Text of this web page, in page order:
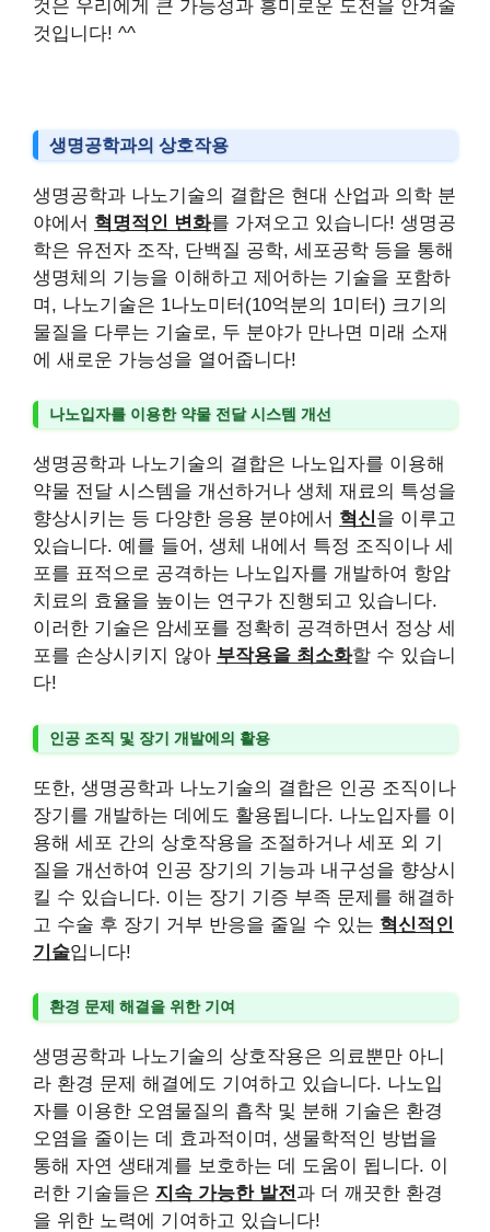
것은 우리에게 큰 가능성과 흥미로운 도전을 안겨줄
것입니다! ^^
생명공학과의 상호작용
생명공학과 나노기술의 결합은 현대 산업과 의학 분
야에서 혁명적인 변화를 가져오고 있습니다! 생명공
학은 유전자 조작, 단백질 공학, 세포공학 등을 통해
생명체의 기능을 이해하고 제어하는 기술을 포함하
며, 나노기술은 1나노미터(10억분의 1미터) 크기의
물질을 다루는 기술로, 두 분야가 만나면 미래 소재
에 새로운 가능성을 열어줍니다!
나노입자를 이용한 약물 전달 시스템 개선
생명공학과 나노기술의 결합은 나노입자를 이용해
약물 전달 시스템을 개선하거나 생체 재료의 특성을
향상시키는 등 다양한 응용 분야에서 혁신을 이루고
있습니다. 예를 들어, 생체 내에서 특정 조직이나 세
포를 표적으로 공격하는 나노입자를 개발하여 항암
치료의 효율을 높이는 연구가 진행되고 있습니다.
이러한 기술은 암세포를 정확히 공격하면서 정상 세
포를 손상시키지 않아 부작용을 최소화할 수 있습니
다!
인공 조직 및 장기 개발에의 활용
또한, 생명공학과 나노기술의 결합은 인공 조직이나
장기를 개발하는 데에도 활용됩니다. 나노입자를 이
용해 세포 간의 상호작용을 조절하거나 세포 외 기
질을 개선하여 인공 장기의 기능과 내구성을 향상시
킬 수 있습니다. 이는 장기 기증 부족 문제를 해결하
고 수술 후 장기 거부 반응을 줄일 수 있는 혁신적인
기술입니다!
환경 문제 해결을 위한 기여
생명공학과 나노기술의 상호작용은 의료뿐만 아니
라 환경 문제 해결에도 기여하고 있습니다. 나노입
자를 이용한 오염물질의 흡착 및 분해 기술은 환경
오염을 줄이는 데 효과적이며, 생물학적인 방법을
통해 자연 생태계를 보호하는 데 도움이 됩니다. 이
러한 기술들은 지속 가능한 발전과 더 깨끗한 환경
을 위한 노력에 기여하고 있습니다!